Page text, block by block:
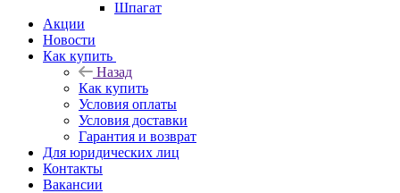
Шпагат
Акции
Новости
Как купить
Назад
Как купить
Условия оплаты
Условия доставки
Гарантия и возврат
Для юридических лиц
Контакты
Вакансии